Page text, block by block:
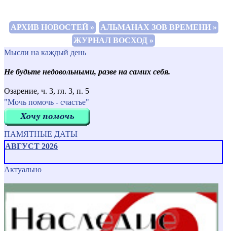
АРХИВ НОВОСТЕЙ »
АЛЬМАНАХ ЗОВ ВРЕМЕНИ »
ЖУРНАЛ ВОСХОД »
Мысли на каждый день
Не будьте недовольными, разве на самих себя.
Озарение, ч. 3, гл. 3, п. 5
"Мочь помочь - счастье"
ПАМЯТНЫЕ ДАТЫ
АВГУСТ 2026
Актуально